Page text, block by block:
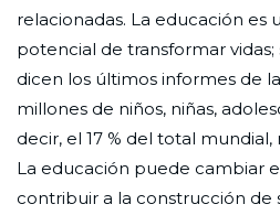
relacionadas. La educación es
potencial de transformar
dicen los últimos informes de
millones de niños, niñas,
decir, el 17 % del total mundial,
La educación puede cambiar
contribuir a la construcción de